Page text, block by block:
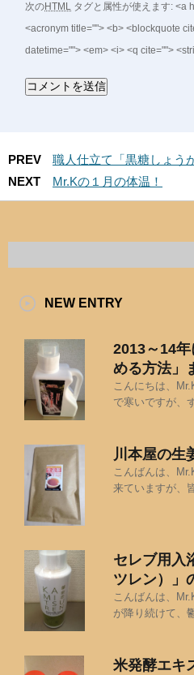
次のHTML タグと属性が使えます: <a
<acronym title=""> <b> <blockquote
datetime=""> <em> <i> <q cite="">
PREV
職人仕立て「黒糖しょう
NEXT
Mr.Kの１月の体温！
NEW ENTRY
2013～14
める方法」
こんにちは、
で寒いですが、
川本屋の生
こんばんは、
来ていますが、
セレブ用入
ツレン）」
こんばんは、
が降り続けて、
米発酵エキ